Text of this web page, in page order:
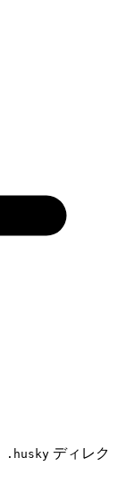
.husky ディレク